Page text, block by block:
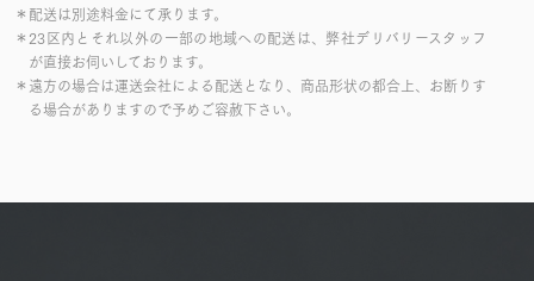
＊配送は別途料金にて承ります。
＊23区内とそれ以外の一部の地域への配送は、弊社デリバリースタッフ
が直接お伺いしております。
＊遠方の場合は運送会社による配送となり、商品形状の都合上、お断りす
る場合がありますので予めご容赦下さい。